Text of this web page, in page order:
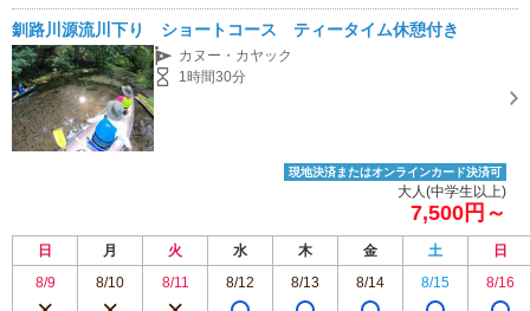
釧路川源流川下り ショートコース ティータイム休憩付き
カヌー・カヤック
1時間30分
現地決済またはオンラインカード決済可
大人(中学生以上)
7,500円～
日 月 火 水 木 金 土
日
8/9
8/10 8/11 8/12 8/13 8/14 8/15 8/16